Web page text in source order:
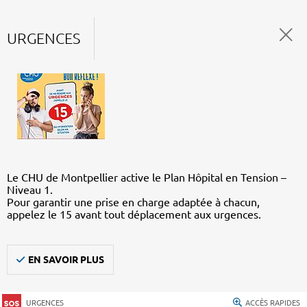
URGENCES
Le CHU de Montpellier active le Plan Hôpital en Tension –
Niveau 1.
Pour garantir une prise en charge adaptée à chacun,
appelez le 15 avant tout déplacement aux urgences.
EN SAVOIR PLUS
URGENCES ACCÈS RAPIDES